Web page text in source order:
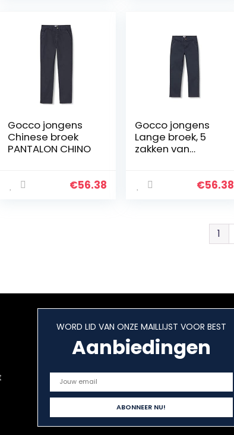
Gocco jongens
Chinese broek
PANTALON CHINO
€56.38
Gocco jongens
Lange broek, 5
zakken van
5 BOLSILLOS DE
€56.38
1
WORD LID VAN ONZE MAILLIJST VOOR BEST
Aanbiedingen